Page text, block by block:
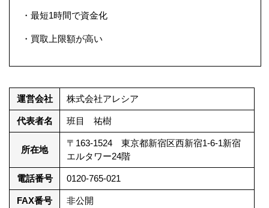
・最短1時間で資金化
・買取上限額が高い
運営会社 株式会社アレシア
代表者名 班目 祐樹
所在地
〒163-1524 東京都新宿区西新宿1-6-1新宿
エルタワー24階
電話番号 0120-765-021
FAX番号 非公開